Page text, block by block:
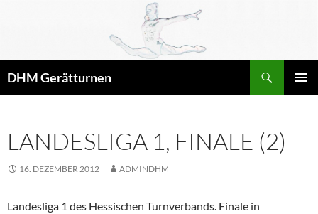
DHM Gerätturnen
LANDESLIGA 1, FINALE (2)
16. DEZEMBER 2012 ADMINDHM
Landesliga 1 des Hessischen Turnverbands. Finale in